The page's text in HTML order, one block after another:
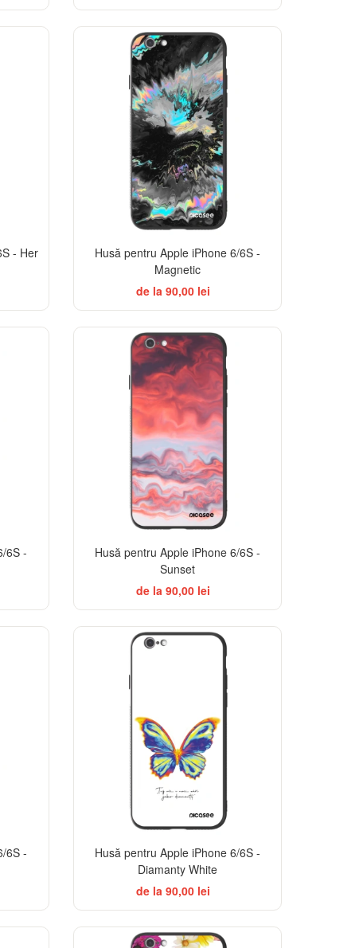
- Her
Husă pentru Apple iPhone 6/6S -
Magnetic
de la 90,00 lei
6S -
Husă pentru Apple iPhone 6/6S -
Sunset
de la 90,00 lei
6S -
Husă pentru Apple iPhone 6/6S -
Diamanty White
de la 90,00 lei